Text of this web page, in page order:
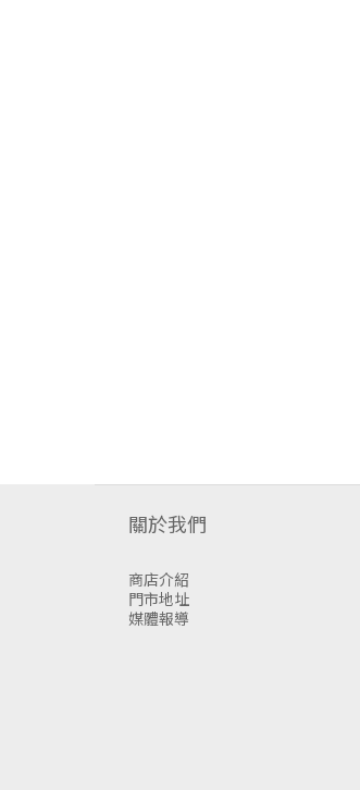
關於我們
商店介紹
門市地址
媒體報導